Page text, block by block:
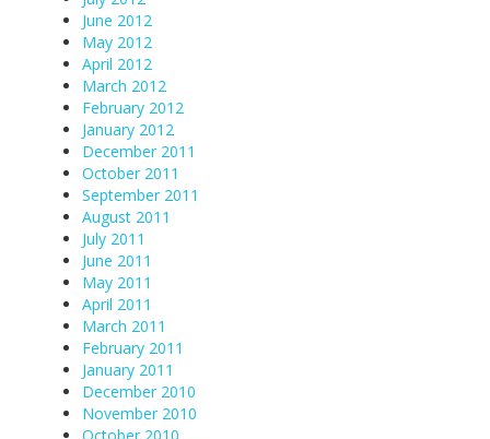
June 2012
May 2012
April 2012
March 2012
February 2012
January 2012
December 2011
October 2011
September 2011
August 2011
July 2011
June 2011
May 2011
April 2011
March 2011
February 2011
January 2011
December 2010
November 2010